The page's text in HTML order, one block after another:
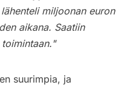
miljoonan euron
aikana. Saatiin
suurimpia, ja